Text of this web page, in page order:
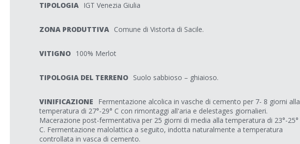
TIPOLOGIA IGT Venezia Giulia
ZONA PRODUTTIVA Comune di Vistorta di Sacile.
VITIGNO 100% Merlot
TIPOLOGIA DEL TERRENO Suolo sabbioso – ghiaioso.
VINIFICAZIONE
Fermentazione alcolica in vasche di cemento per 7- 8 giorni alla
temperatura di 27°-29° C con rimontaggi all'aria e delestages giornalieri.
Macerazione post-fermentativa per 25 giorni di media alla temperatura di 23°-25°
C. Fermentazione malolattica a seguito, indotta naturalmente a temperatura
controllata in vasca di cemento.